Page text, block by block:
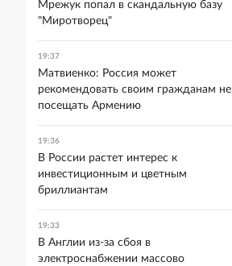
Мрежук попал в скандальную базу
"Миротворец"
19:37
Матвиенко: Россия может
рекомендовать своим гражданам не
посещать Армению
19:36
В России растет интерес к
инвестиционным и цветным
бриллиантам
19:33
В Англии из-за сбоя в
электроснабжении массово